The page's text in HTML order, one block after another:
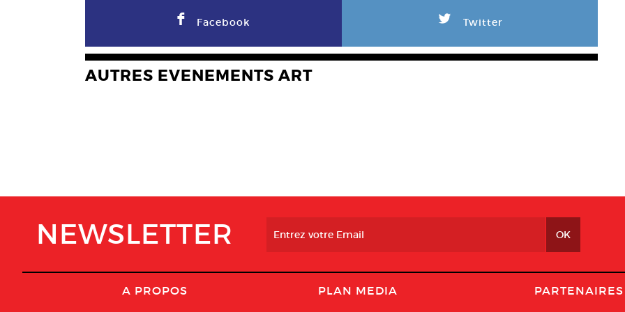
F Facebook L Twitter
AUTRES EVENEMENTS ART
NEWSLETTER
A PROPOS PLAN MEDIA PARTENAIRES